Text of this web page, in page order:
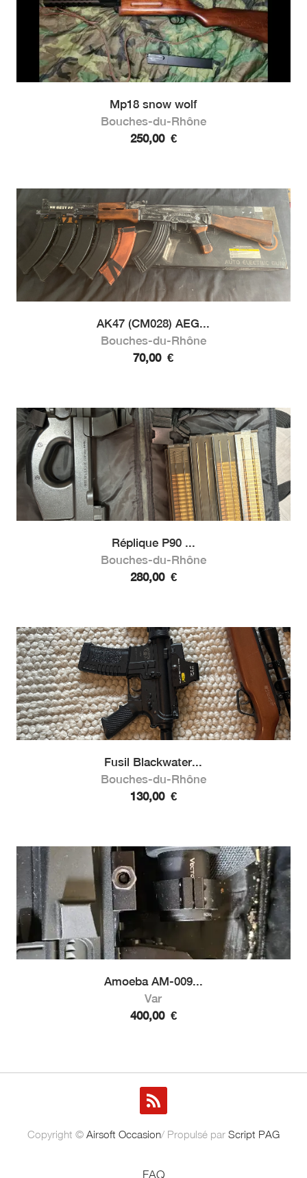
Mp18 snow wolf
Bouches-du-Rhône
250,00 €
AK47 (CM028) AEG...
Bouches-du-Rhône
70,00 €
Réplique P90 ...
Bouches-du-Rhône
280,00 €
Fusil Blackwater...
Bouches-du-Rhône
130,00 €
Amoeba AM-009...
Var
400,00 €
Copyright © Airsoft Occasion/ Propulsé par Script PAG
FAQ